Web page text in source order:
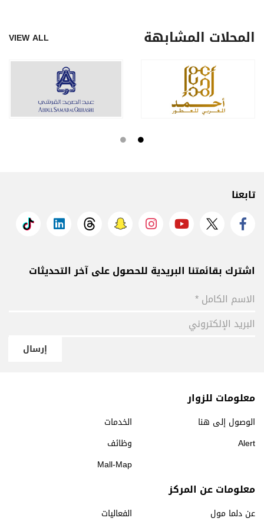
المحلات المشابهة VIEW ALL
تابعنا
اشترك بقائمتنا البريدية للحصول على آخر التحديثات
إرسال
معلومات للزوار
الخدمات
الوصول إلى هنا
وظائف
Alert
Mall-Map
معلومات عن المركز
عن دلما مول
الفعاليات